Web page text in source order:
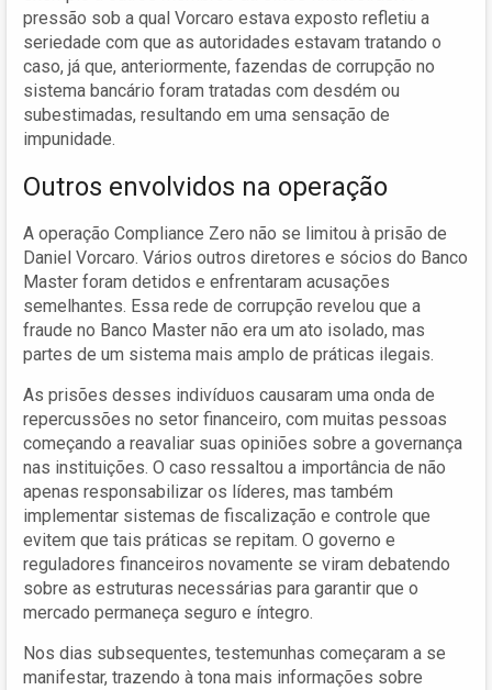
pressão sob a qual Vorcaro estava exposto refletiu a
seriedade com que as autoridades estavam tratando o
caso, já que, anteriormente, fazendas de corrupção no
sistema bancário foram tratadas com desdém ou
subestimadas, resultando em uma sensação de
impunidade.
Outros envolvidos na operação
A operação Compliance Zero não se limitou à prisão de
Daniel Vorcaro. Vários outros diretores e sócios do Banco
Master foram detidos e enfrentaram acusações
semelhantes. Essa rede de corrupção revelou que a
fraude no Banco Master não era um ato isolado, mas
partes de um sistema mais amplo de práticas ilegais.
As prisões desses indivíduos causaram uma onda de
repercussões no setor financeiro, com muitas pessoas
começando a reavaliar suas opiniões sobre a governança
nas instituições. O caso ressaltou a importância de não
apenas responsabilizar os líderes, mas também
implementar sistemas de fiscalização e controle que
evitem que tais práticas se repitam. O governo e
reguladores financeiros novamente se viram debatendo
sobre as estruturas necessárias para garantir que o
mercado permaneça seguro e íntegro.
Nos dias subsequentes, testemunhas começaram a se
manifestar, trazendo à tona mais informações sobre